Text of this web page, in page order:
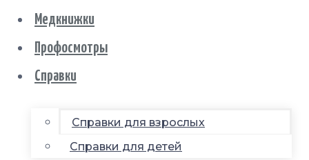
Медкнижки
Профосмотры
Справки
Справки для взрослых
Справки для детей